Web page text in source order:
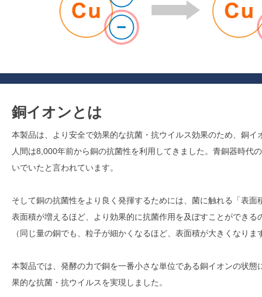
銅イオンとは
本製品は、より安全で効果的な抗菌・抗ウイルス効果のため、銅
人間は8,000年前から銅の抗菌性を利用してきました。青銅器時代
いでいたと言われています。
そして銅の抗菌性をより良く発揮するためには、菌に触れる「表面
表面積が増えるほど、より効果的に抗菌作用を及ぼすことができる
（同じ量の銅でも、粒子が細かくなるほど、表面積が大きくなりま
本製品では、発酵の力で銅を一番小さな単位である銅イオンの状
果的な抗菌・抗ウイルスを実現しました。